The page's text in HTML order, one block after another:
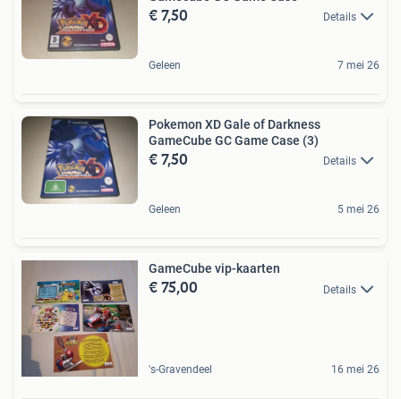
€ 7,50 Details
Geleen 7 mei 26
Pokemon XD Gale of Darkness
GameCube GC Game Case (3)
€ 7,50 Details
Geleen 5 mei 26
GameCube vip-kaarten
€ 75,00 Details
's-Gravendeel 16 mei 26